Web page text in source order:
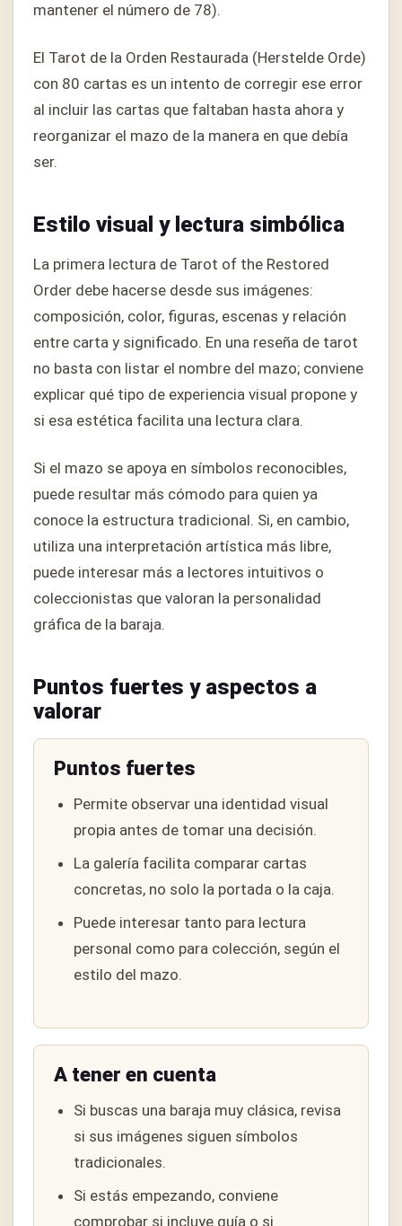
mantener el número de 78).
El Tarot de la Orden Restaurada (Herstelde Orde)
con 80 cartas es un intento de corregir ese error
al incluir las cartas que faltaban hasta ahora y
reorganizar el mazo de la manera en que debía
ser.
Estilo visual y lectura simbólica
La primera lectura de Tarot of the Restored
Order debe hacerse desde sus imágenes:
composición, color, figuras, escenas y relación
entre carta y significado. En una reseña de tarot
no basta con listar el nombre del mazo; conviene
explicar qué tipo de experiencia visual propone y
si esa estética facilita una lectura clara.
Si el mazo se apoya en símbolos reconocibles,
puede resultar más cómodo para quien ya
conoce la estructura tradicional. Si, en cambio,
utiliza una interpretación artística más libre,
puede interesar más a lectores intuitivos o
coleccionistas que valoran la personalidad
gráfica de la baraja.
Puntos fuertes y aspectos a
valorar
Puntos fuertes
Permite observar una identidad visual
propia antes de tomar una decisión.
La galería facilita comparar cartas
concretas, no solo la portada o la caja.
Puede interesar tanto para lectura
personal como para colección, según el
estilo del mazo.
A tener en cuenta
Si buscas una baraja muy clásica, revisa
si sus imágenes siguen símbolos
tradicionales.
Si estás empezando, conviene
comprobar si incluye guía o si